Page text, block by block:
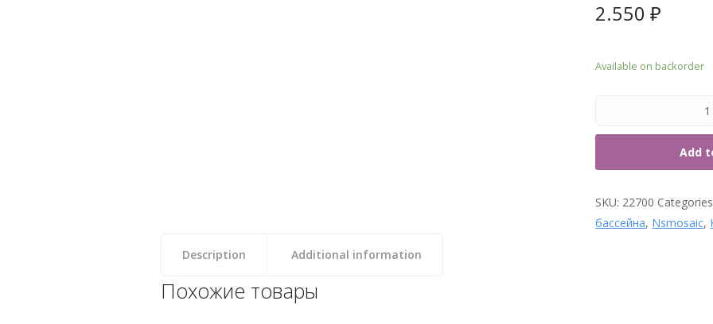
2.550₽
Available on backorder
Add
SKU: 22700
бассейна, Nsmosaic,
Description Additional information
Похожие товары